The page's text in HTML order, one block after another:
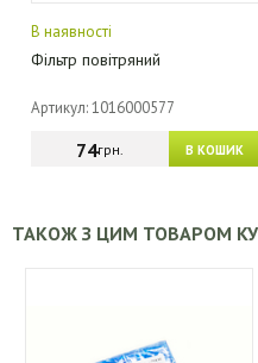
В наявності
Фільтр повітряний
Артикул: 1016000577
В КОШИК
74грн.
ТАКОЖ З ЦИМ ТОВАРОМ